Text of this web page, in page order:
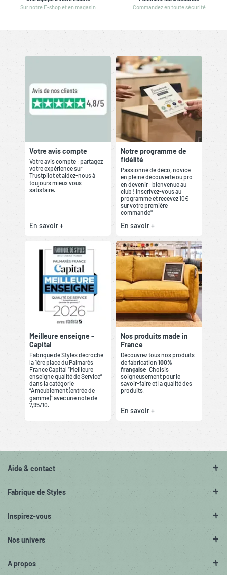
Sur notre E-shop et en magasin
Commandez en toute sécurité
Votre avis compte
Votre avis compte : partagez
votre expérience sur
Trustpilot et aidez-nous à
toujours mieux vous
satisfaire.
En savoir +
Notre programme de
fidélité
Passionné de déco, novice
en pleine découverte ou pro
en devenir : bienvenue au
club ! Inscrivez-vous au
programme et recevez 10€
sur votre première
commande*
En savoir +
Meilleure enseigne -
Capital
Fabrique de Styles décroche
la 1ère place du Palmarès
France Capital “Meilleure
enseigne qualité de Service”
dans la catégorie
“Ameublement (entrée de
gamme)” avec une note de
7,95/10.
Nos produits made in
France
Découvrez tous nos produits
de fabrication 100%
française . Choisis
soigneusement pour le
savoir-faire et la qualité des
produits.
En savoir +
Aide & contact
Fabrique de Styles
Inspirez-vous
Nos univers
A propos